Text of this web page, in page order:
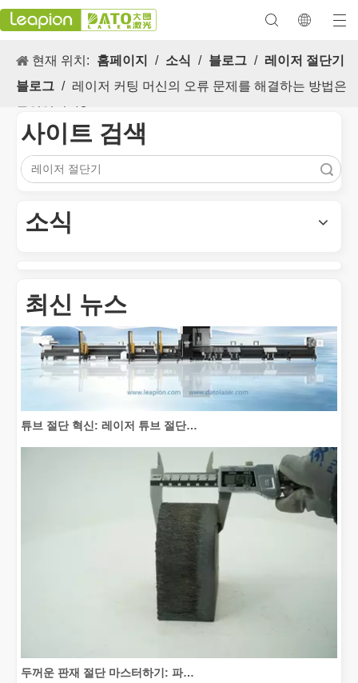
현재 위치: 홈페이지 / 소식 / 블로그 / 레이저 절단기
블로그 / 레이저 커팅 머신의 오류 문제를 해결하는 방법은
무엇입니까?
사이트 검색
소식
최신 뉴스
다목적 적용 s 및 레이저 마킹 머신의 뛰어난 기능